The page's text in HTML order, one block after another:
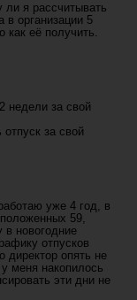
я рассчитывать
в организации 5
её получить.
недели за свой
отпуск за свой
уже 4 год, в
59,
в новогодние
отпусков
директор опять не
меня накопилось
эти дни не